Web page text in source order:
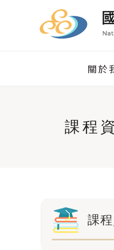
關於
課程
課